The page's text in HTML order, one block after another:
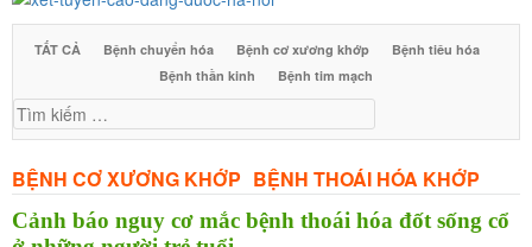
TẤT CẢ Bệnh chuyển hóa Bệnh cơ xương khớp
Bệnh tiêu hóa
Bệnh thần kinh
Bệnh tim mạch
BỆNH CƠ XƯƠNG KHỚP BỆNH THOÁI HÓA KHỚP
Cảnh báo nguy cơ mắc bệnh thoái hóa đốt sống cổ